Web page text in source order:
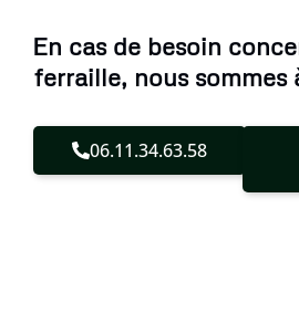
En cas de besoin
ferraille, nous sommes
06.11.34.63.58